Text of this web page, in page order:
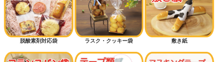
脱酸素剤対応袋 ラスク・クッキー袋 敷き紙